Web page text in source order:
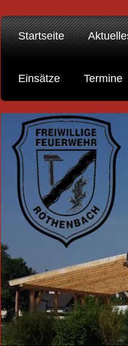
Startseite
Einsätze Termine